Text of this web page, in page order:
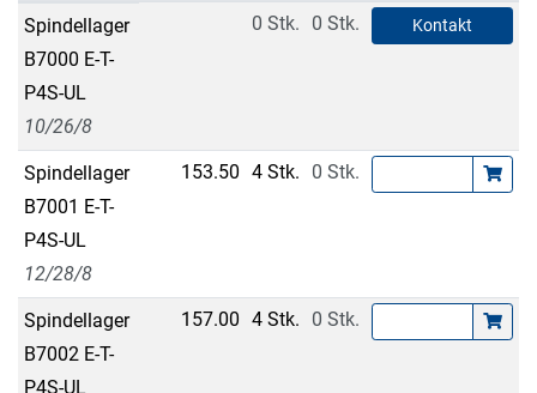
Spindellager
B7000 E-T-
P4S-UL
10/26/8
0 Stk. 0 Stk. Kontakt
Spindellager
B7001 E-T-
P4S-UL
12/28/8
153.50 4 Stk. 0 Stk.
Spindellager
B7002 E-T-
P4S-UL
157.00 4 Stk. 0 Stk.